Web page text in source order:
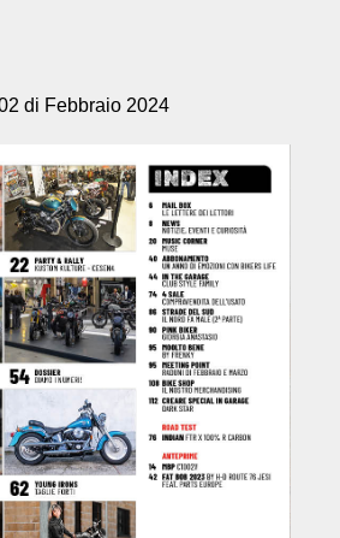
di Febbraio 2024